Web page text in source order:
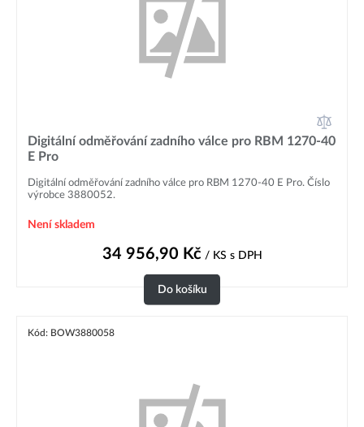
Digitální odměřování zadního válce pro RBM 1270-40
E Pro
Digitální odměřování zadního válce pro RBM 1270-40 E Pro. Číslo
výrobce 3880052.
Není skladem
34 956,90 Kč/ KS s DPH
Do košíku
Kód: BOW3880058